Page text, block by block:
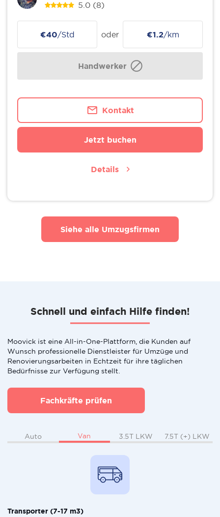
5.0 (8)
€40/Std oder €1.2/km
Handwerker
Kontakt
Jetzt buchen
Details
Siehe alle Umzugsfirmen
Schnell und einfach Hilfe finden!
Moovick ist eine All-in-One-Plattform, die Kunden auf
Wunsch professionelle Dienstleister für Umzüge und
Renovierungsarbeiten in Echtzeit für ihre täglichen
Bedürfnisse zur Verfügung stellt.
Fachkräfte prüfen
Auto Van 3.5T LKW 7.5T (+) LKW
Transporter (7-17 m3)